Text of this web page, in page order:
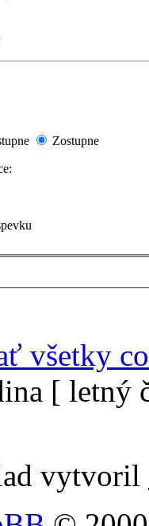
Zostupne
všetky
[ letný
vytvoril